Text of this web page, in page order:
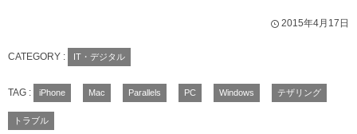
2015年4月17日
CATEGORY : IT・デジタル
TAG : iPhone Mac Parallels PC Windows テザリング
トラブル